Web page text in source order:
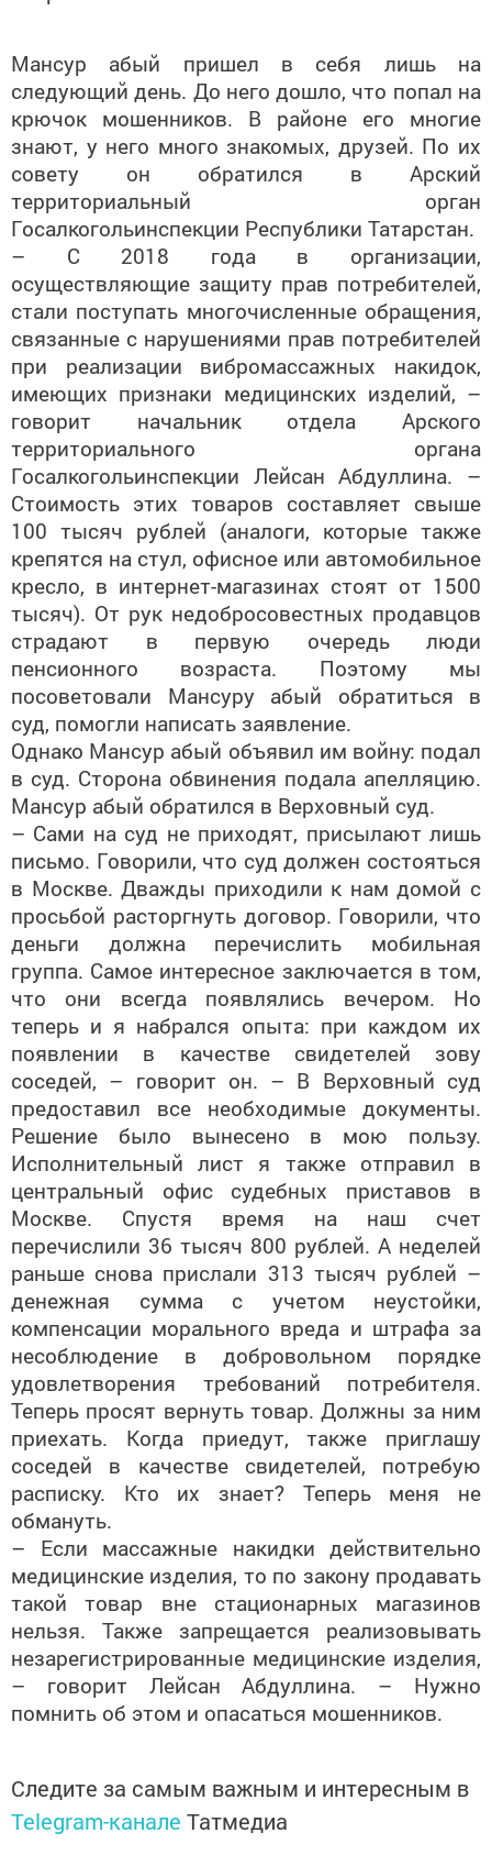
Мансур абый пришел в себя лишь на
следующий день. До него дошло, что попал на
крючок мошенников. В районе его многие
знают, у него много знакомых, друзей. По их
совету он обратился в Арский
территориальный орган
Госалкогольинспекции Республики Татарстан.
– С 2018 года в организации,
осуществляющие защиту прав потребителей,
стали поступать многочисленные обращения,
связанные с нарушениями прав потребителей
при реализации вибромассажных накидок,
имеющих признаки медицинских изделий, –
говорит начальник отдела Арского
территориального органа
Госалкогольинспекции Лейсан Абдуллина. –
Стоимость этих товаров составляет свыше
100 тысяч рублей (аналоги, которые также
крепятся на стул, офисное или автомобильное
кресло, в интернет-магазинах стоят от 1500
тысяч). От рук недобросовестных продавцов
страдают в первую очередь люди
пенсионного возраста. Поэтому мы
посоветовали Мансуру абый обратиться в
суд, помогли написать заявление.
Однако Мансур абый объявил им войну: подал
в суд. Сторона обвинения подала апелляцию.
Мансур абый обратился в Верховный суд.
– Сами на суд не приходят, присылают лишь
письмо. Говорили, что суд должен состояться
в Москве. Дважды приходили к нам домой с
просьбой расторгнуть договор. Говорили, что
деньги должна перечислить мобильная
группа. Самое интересное заключается в том,
что они всегда появлялись вечером. Но
теперь и я набрался опыта: при каждом их
появлении в качестве свидетелей зову
соседей, – говорит он. – В Верховный суд
предоставил все необходимые документы.
Решение было вынесено в мою пользу.
Исполнительный лист я также отправил в
центральный офис судебных приставов в
Москве. Спустя время на наш счет
перечислили 36 тысяч 800 рублей. А неделей
раньше снова прислали 313 тысяч рублей –
денежная сумма с учетом неустойки,
компенсации морального вреда и штрафа за
несоблюдение в добровольном порядке
удовлетворения требований потребителя.
Теперь просят вернуть товар. Должны за ним
приехать. Когда приедут, также приглашу
соседей в качестве свидетелей, потребую
расписку. Кто их знает? Теперь меня не
обмануть.
– Если массажные накидки действительно
медицинские изделия, то по закону продавать
такой товар вне стационарных магазинов
нельзя. Также запрещается реализовывать
незарегистрированные медицинские изделия,
– говорит Лейсан Абдуллина. – Нужно
помнить об этом и опасаться мошенников.
Следите за самым важным и интересным в
Telegram-канале Татмедиа